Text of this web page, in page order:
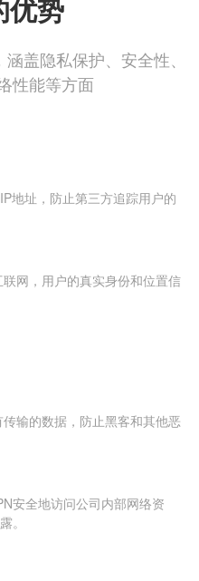
优势
盖隐私保护、安全性、
性能等方面
地址，防止第三方追踪用户的
网，用户的真实身份和位置信
输的数据，防止黑客和其他恶
安全地访问公司内部网络资
。